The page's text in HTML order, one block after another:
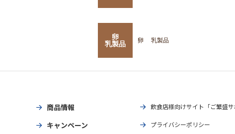
卵
乳製品
卵 乳製品
商品情報
キャンペーン
飲食店様向けサイト「ご繁盛サ
プライバシーポリシー